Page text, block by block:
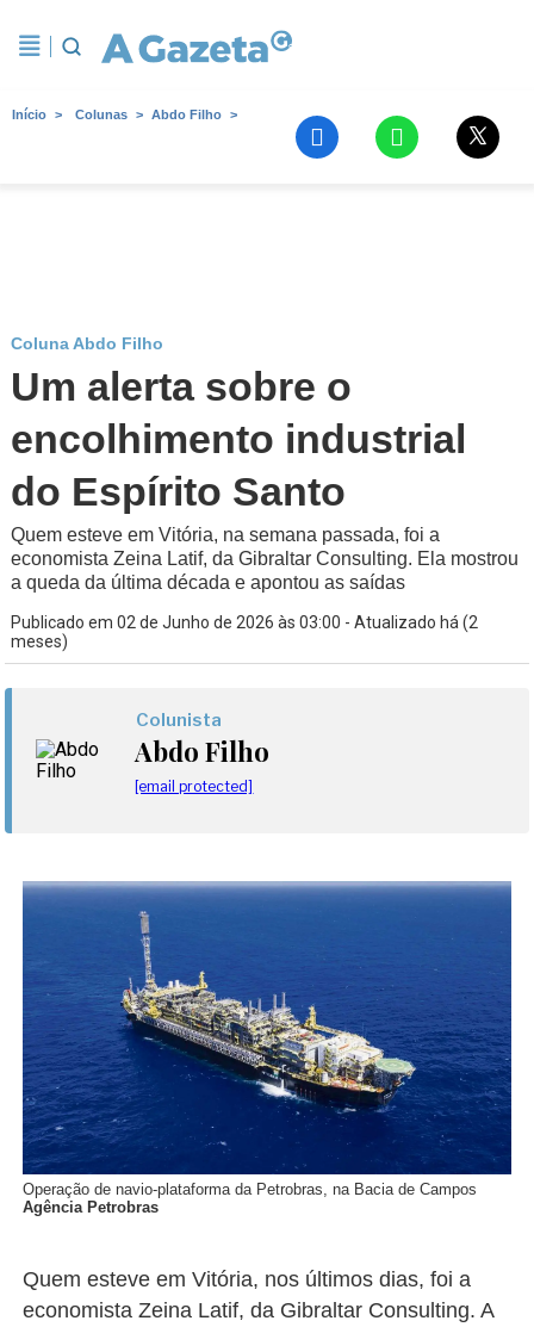
Início Colunas Abdo Filho
Coluna Abdo Filho
Um alerta sobre o
encolhimento industrial
do Espírito Santo
Quem esteve em Vitória, na semana passada, foi a
economista Zeina Latif, da Gibraltar Consulting. Ela mostrou
a queda da última década e apontou as saídas
Publicado em 02 de Junho de 2026 às 03:00 - Atualizado há (2
meses)
Colunista
Abdo Filho
[email protected]
Operação de navio-plataforma da Petrobras, na Bacia de Campos
Agência Petrobras
Quem esteve em Vitória, nos últimos dias, foi a
economista Zeina Latif, da Gibraltar Consulting. A